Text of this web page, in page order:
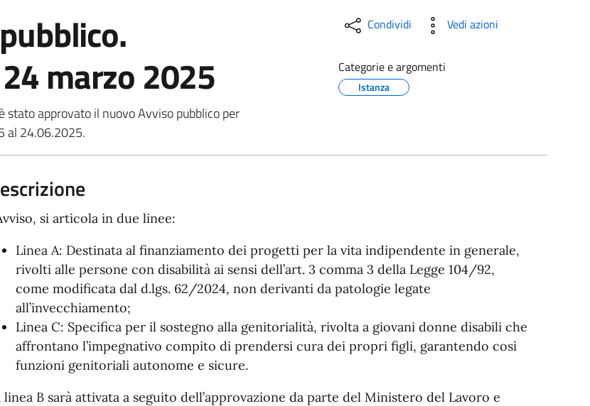
di Carmiano
marzo 2025
approvato il nuovo Avviso pubblico per
al 24.06.2025.
Condividi Vedi azioni
Categorie e argomenti
Istanza
si articola in due linee:
Linea A: Destinata al finanziamento dei progetti per la vita indipendente in generale,
rivolti alle persone con disabilità ai sensi dell’art. 3 comma 3 della Legge 104/92,
come modificata dal d.lgs. 62/2024, non derivanti da patologie legate
all’invecchiamento;
Linea C: Specifica per il sostegno alla genitorialità, rivolta a giovani donne disabili che
affrontano l’impegnativo compito di prendersi cura dei propri figli, garantendo così
funzioni genitoriali autonome e sicure.
linea B sarà attivata a seguito dell’approvazione da parte del Ministero del Lavoro e